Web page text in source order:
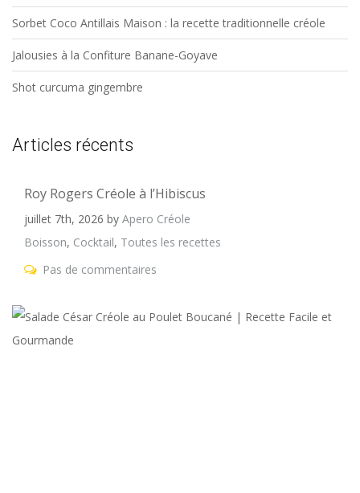
Sorbet Coco Antillais Maison : la recette traditionnelle créole
Jalousies à la Confiture Banane-Goyave
Shot curcuma gingembre
Articles récents
Roy Rogers Créole à l’Hibiscus
juillet 7th, 2026 by Apero Créole
Boisson, Cocktail, Toutes les recettes
Pas de commentaires